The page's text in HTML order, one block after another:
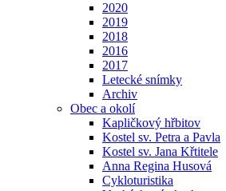
2020
2019
2018
2016
2017
Letecké snímky
Archiv
Obec a okolí
Kapličkový hřbitov
Kostel sv. Petra a Pavla
Kostel sv. Jana Křtitele
Anna Regina Husová
Cykloturistika